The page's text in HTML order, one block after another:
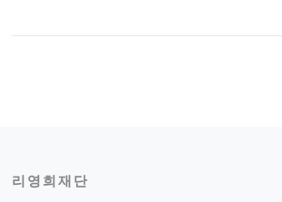
리영희재단